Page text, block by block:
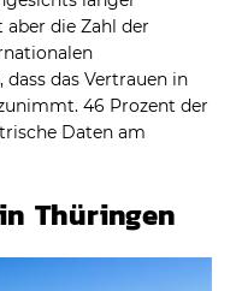
die Zahl der
das Vertrauen in
46 Prozent der
Daten am
Thüringen